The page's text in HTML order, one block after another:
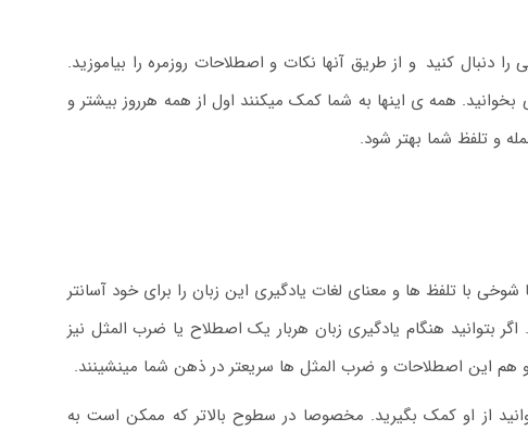
دنبال کنید و از طریق آنها نکات و اصطلاحات روزمره را بیاموزید.
بخوانید. همه ی اینها به شما کمک میکنند اول از همه هرروز بیشتر و
و تلفظ شما بهتر شود.
شوخی با تلفظ ها و معنای لغات یادگیری این زبان را برای خود آسانتر
بتوانید هنگام یادگیری زبان هربار یک اصطلاح یا ضرب المثل نیز
هم این اصطلاحات و ضرب المثل ها سریعتر در ذهن شما مینشینند.
از او کمک بگیرید. مخصوصا در سطوح بالاتر که ممکن است به